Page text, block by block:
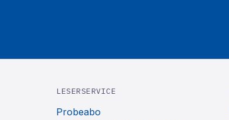
LESERSERVICE
Probeabo